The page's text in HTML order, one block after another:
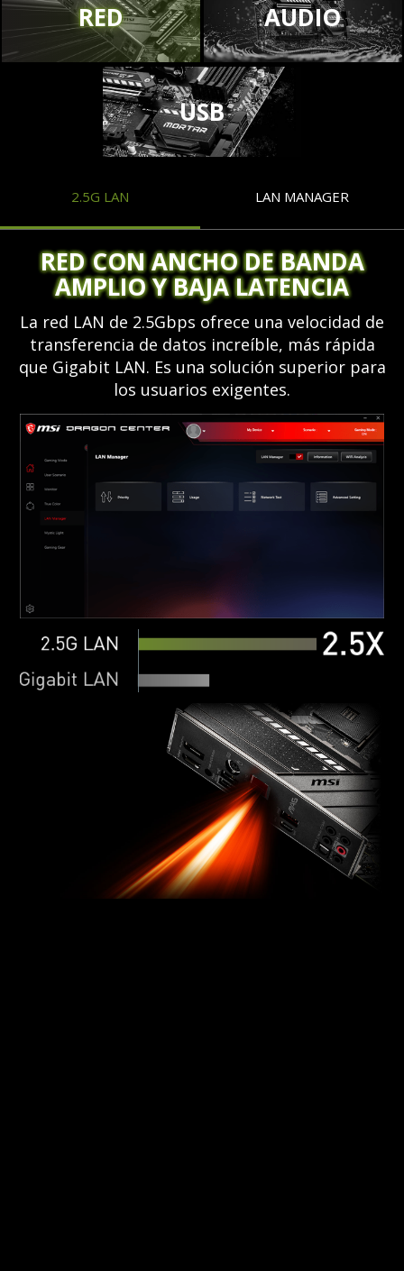
RED AUDIO
USB
2.5G LAN LAN MANAGER
RED CON ANCHO DE BANDA
AMPLIO Y BAJA LATENCIA
La red LAN de 2.5Gbps ofrece una velocidad de
transferencia de datos increíble, más rápida
que Gigabit LAN. Es una solución superior para
los usuarios exigentes.